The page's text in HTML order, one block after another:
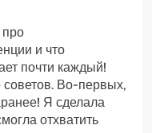
про
и что
почти каждый!
Во-первых,
Я сделала
отхватить